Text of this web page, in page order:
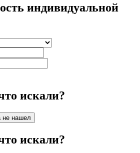
индивидуальной
искали?
не нашел
искали?